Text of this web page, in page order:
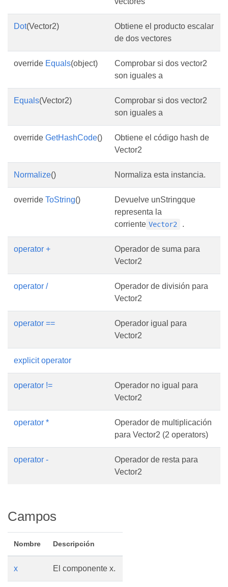
Dot(Vector2)
Obtiene el producto escalar
de dos vectores
override Equals(object)
Comprobar si dos vector2
son iguales a
Equals(Vector2)
Comprobar si dos vector2
son iguales a
override GetHashCode()
Obtiene el código hash de
Vector2
Normalize() Normaliza esta instancia.
override ToString()
Devuelve unStringque
representa la
corriente Vector2 .
operator +
Operador de suma para
Vector2
operator /
Operador de división para
Vector2
operator ==
Operador igual para
Vector2
explicit operator
operator !=
Operador no igual para
Vector2
operator *
Operador de multiplicación
para Vector2 (2 operators)
operator -
Operador de resta para
Vector2
Campos
Nombre Descripción
x El componente x.